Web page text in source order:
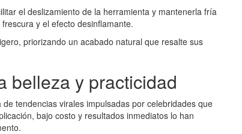
el deslizamiento de la herramienta y mantenerla fría
y el efecto desinflamante.
priorizando un acabado natural que resalte sus
belleza y practicidad
tendencias virales impulsadas por celebridades que
bajo costo y resultados inmediatos lo han